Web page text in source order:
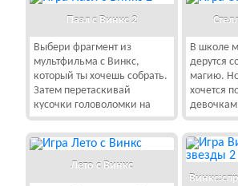
Пазл с Винкс 2
Выбери фрагмент из
мультфильма с Винкс,
который ты хочешь собрать.
Затем перетаскивай
кусочки головоломки на
В школе
дерутся
магию.
хочется
Лето с Винкс